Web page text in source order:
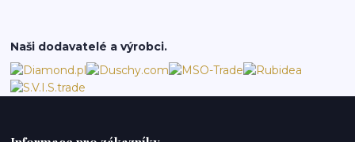
Naši dodavatelé a výrobci.